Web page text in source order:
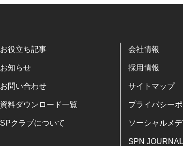
お役立ち記事
お知らせ
お問い合わせ
資料ダウンロード一覧
SPクラブについて
会社情報
採用情報
サイトマップ
プライバシー
ソーシャルメ
SPN